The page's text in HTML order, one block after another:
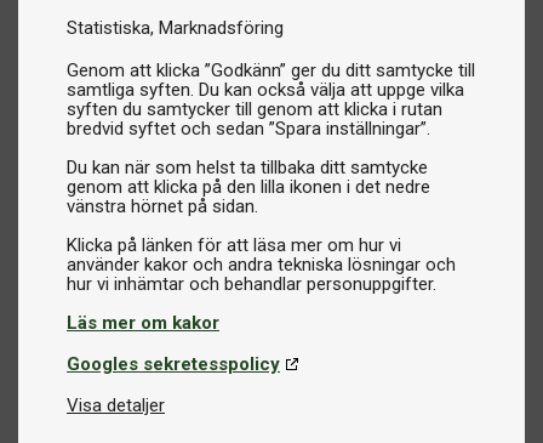
Statistiska Marknadsföring
Genom att klicka ”Godkänn” ger du ditt samtycke till
samtliga syften. Du kan också välja att uppge vilka
syften du samtycker till genom att klicka i rutan
bredvid syftet och sedan ”Spara inställningar”.
Du kan när som helst ta tillbaka ditt samtycke
genom att klicka på den lilla ikonen i det nedre
vänstra hörnet på sidan.
Klicka på länken för att läsa mer om hur vi
använder kakor och andra tekniska lösningar och
Läs mer om kakor
Googles sekretesspolicy
Visa detaljer